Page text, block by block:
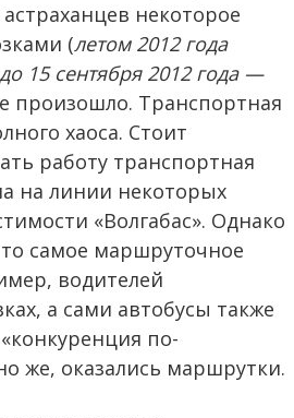
некоторое
(летом 2012 года
15 сентября 2012 года —
произошло. Транспортная
хаоса. Стоит
работу транспортная
на линии некоторых
«Волгабас». Однако
самое маршруточное
водителей
а сами автобусы также
по-
же, оказались маршрутки.